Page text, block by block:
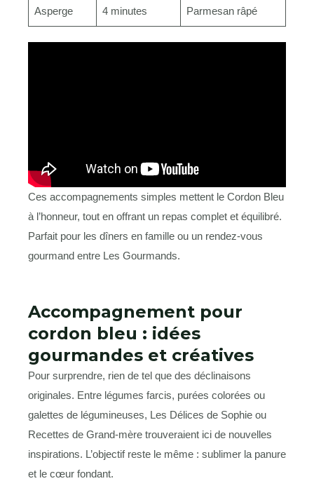
Asperge 4 minutes Parmesan râpé
Ces accompagnements simples mettent le Cordon Bleu
à l’honneur, tout en offrant un repas complet et équilibré.
Parfait pour les dîners en famille ou un rendez-vous
gourmand entre Les Gourmands.
Accompagnement pour
cordon bleu : idées
gourmandes et créatives
Pour surprendre, rien de tel que des déclinaisons
originales. Entre légumes farcis, purées colorées ou
galettes de légumineuses, Les Délices de Sophie ou
Recettes de Grand-mère trouveraient ici de nouvelles
inspirations. L’objectif reste le même : sublimer la panure
et le cœur fondant.